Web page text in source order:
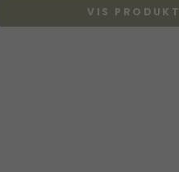
VIS PRODUKT